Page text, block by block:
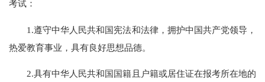
考试：
1.遵守中华人民共和国宪法和法律，拥护中国共产党领导，
热爱教育事业，具有良好思想品德。
2.具有中华人民共和国国籍且户籍或居住证在报考所在地的